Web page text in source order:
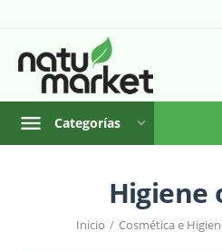
Categorías
Higiene
Inicio / Cosmética e